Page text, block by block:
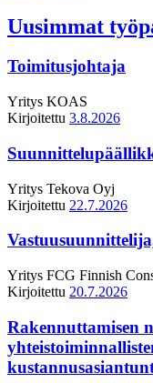
Uusimmat
Toimitusjohtaja
Yritys KOAS
Kirjoitettu 3.8.2026
Yritys Tekova Oyj
Kirjoitettu 22.7.2026
Yritys FCG Finnish
Kirjoitettu 20.7.2026
Rakennuttamisen